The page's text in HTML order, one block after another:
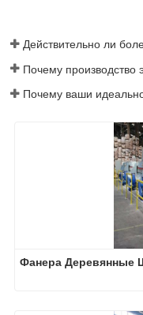
Фанера Деревянные